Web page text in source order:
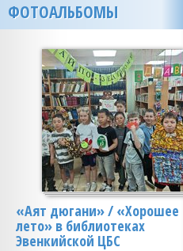
ФОТОАЛЬБОМЫ
«Аят дюгани» / «Хорошее
лето» в библиотеках
Эвенкийской ЦБС